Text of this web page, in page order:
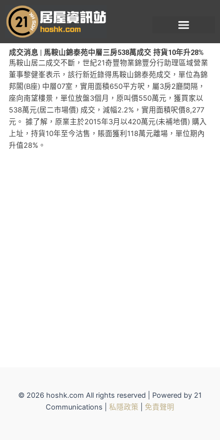
至
成交消息 | 馬鞍山錦泰苑中層三房538萬成交 持貨10年升28%
馬鞍山居二成交不斷，世紀21奇豐物業錦豐分行助理區域營業
董事黎健峯表示，該行新近錄得馬鞍山錦泰苑成交，單位為錦
邦閣(B座) 中層07室，實用面積650平方呎，屬3房2廳間隔，
座向南望樓景，單位放盤3個月，原叫價550萬元，獲買家以
538萬元(居二市場價) 成交，減幅2.2%，實用面積呎價8,277
元。 據了解，原業主於2015年3月以420萬元(未補地價) 購入
上址，持貨10年至今沽售，賬面獲利118萬元離場，單位期內
升值28%。
© 2026 hoshk.com All rights reserved | Powered by 21
Communications | 私隱政策 免責聲明